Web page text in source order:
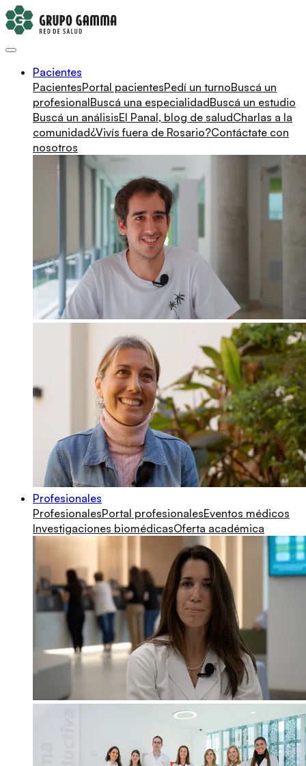
Pacientes
PacientesPortal pacientesPedí un turnoBuscá un
profesionalBuscá una especialidadBuscá un estudio
Buscá un análisisEl Panal, blog de saludCharlas a la
comunidad¿Vivís fuera de Rosario?Contáctate con
nosotros
Profesionales
ProfesionalesPortal profesionalesEventos médicos
Investigaciones biomédicasOferta académica